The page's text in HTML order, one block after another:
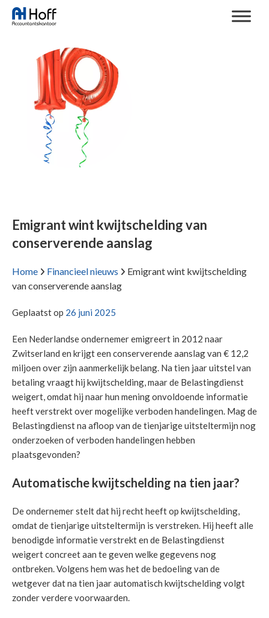
Emigrant wint kwijtschelding van
conserverende aanslag
Home Financieel nieuws
Emigrant wint kwijtschelding
van conserverende aanslag
Geplaatst op 26 juni 2025
Een Nederlandse ondernemer emigreert in 2012 naar
Zwitserland en krijgt een conserverende aanslag van € 12,2
miljoen over zijn aanmerkelijk belang. Na tien jaar uitstel van
betaling vraagt hij kwijtschelding, maar de Belastingdienst
weigert, omdat hij naar hun mening onvoldoende informatie
heeft verstrekt over mogelijke verboden handelingen. Mag de
Belastingdienst na afloop van de tienjarige uitsteltermijn nog
onderzoeken of verboden handelingen hebben
plaatsgevonden?
Automatische kwijtschelding na tien jaar?
De ondernemer stelt dat hij recht heeft op kwijtschelding,
omdat de tienjarige uitsteltermijn is verstreken. Hij heeft alle
benodigde informatie verstrekt en de Belastingdienst
weigert concreet aan te geven welke gegevens nog
ontbreken. Volgens hem was het de bedoeling van de
wetgever dat na tien jaar automatisch kwijtschelding volgt
zonder verdere voorwaarden.